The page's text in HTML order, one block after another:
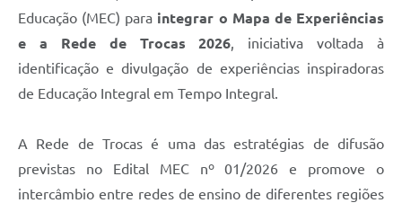
Educação (MEC) para integrar o Mapa de Experiências
e a Rede de Trocas 2026, iniciativa voltada à
identificação e divulgação de experiências inspiradoras
de Educação Integral em Tempo Integral.
A Rede de Trocas é uma das estratégias de difusão
previstas no Edital MEC nº 01/2026 e promove o
intercâmbio entre redes de ensino de diferentes regiões